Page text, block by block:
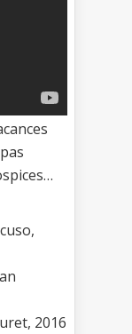
2016